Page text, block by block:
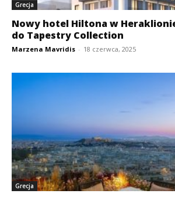
Grecja
Nowy hotel Hiltona w
do Tapestry Collection
Marzena Mavridis - 18 czerwca, 2025
Grecja